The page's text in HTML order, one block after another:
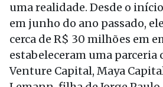
uma realidade. Desde o
em junho do ano passado,
cerca de R$ 30 milhões em
estabeleceram uma parceria
Venture Capital, Maya